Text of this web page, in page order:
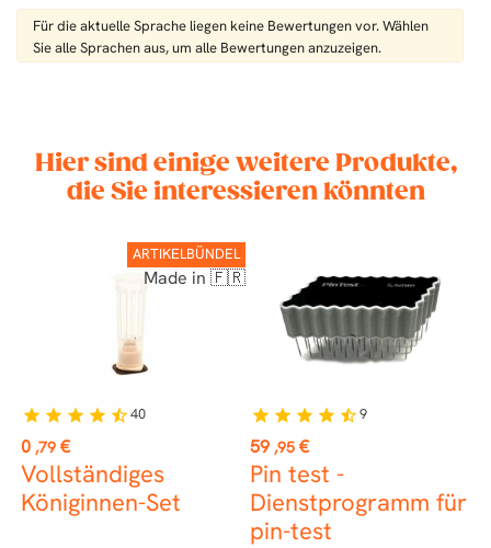
Für die aktuelle Sprache liegen keine Bewertungen vor. Wählen
Sie alle Sprachen aus, um alle Bewertungen anzuzeigen.
Hier sind einige weitere Produkte,
die Sie interessieren könnten
ARTIKELBÜNDEL
Made in 🇫🇷
Preis
0 ,79 €
Vollständiges
Königinnen-Set
star star star star star_half40
Preis
59 ,95 €
Pin test -
Dienstprogramm für
pin-test
star star star star star_half9